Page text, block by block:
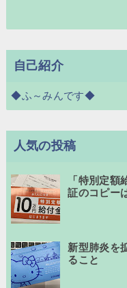
自己紹介
◆ふ～みんです◆
人気の投稿
「特別定
証のコピー
新型肺炎を
ること